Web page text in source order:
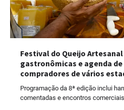
Festival do Queijo
gastronômicas e agenda
compradores de vários
Programação da 8ª edição inclui
comentadas e encontros